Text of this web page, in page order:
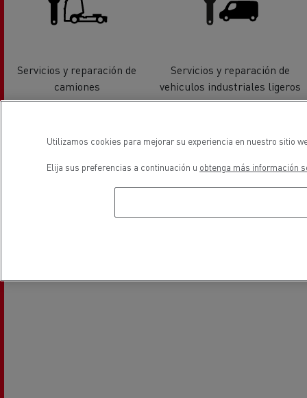
Servicios y reparación de
camiones
Servicios y reparación de
vehiculos industriales ligeros
Utilizamos cookies para mejorar su experiencia en nuestro sitio
Elija sus preferencias a continuación u obtenga más información